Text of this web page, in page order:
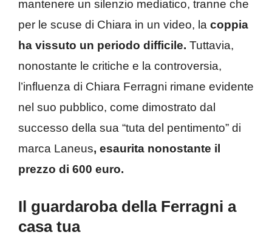
mantenere un silenzio mediatico, tranne che
per le scuse di Chiara in un video, la coppia
ha vissuto un periodo difficile. Tuttavia,
nonostante le critiche e la controversia,
l’influenza di Chiara Ferragni rimane evidente
nel suo pubblico, come dimostrato dal
successo della sua “tuta del pentimento” di
marca Laneus, esaurita nonostante il
prezzo di 600 euro.
Il guardaroba della Ferragni a
casa tua